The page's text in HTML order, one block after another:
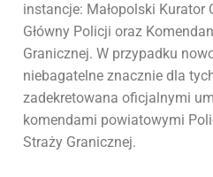
instancje: Małopolski Kurator
Główny Policji oraz
Granicznej. W przypadku
niebagatelne znacznie dla
zadekretowana oficjalnymi
komendami powiatowymi
Straży Granicznej.